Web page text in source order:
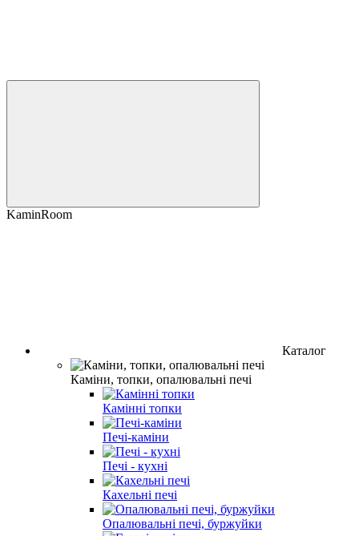
KaminRoom
Каталог
Каміни, топки, опалювальні печі
Камінні топки
Печі-каміни
Печі - кухні
Кахельні печі
Опалювальні печі, буржуйки